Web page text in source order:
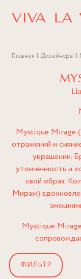
Главная Дизайнеры
Mystique Mirage
отражений и
украшении.
утонченность и
свой образ.
Мираж)
Mystique
ФИЛЬТР